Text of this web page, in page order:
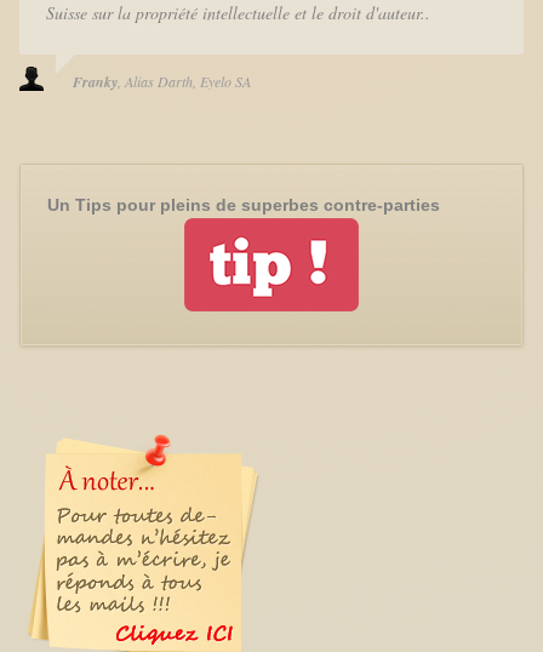
Suisse sur la propriété intellectuelle et le droit d'auteur..
Franky Alias Darth Eyelo SA
Un Tips pour pleins de superbes contre-parties